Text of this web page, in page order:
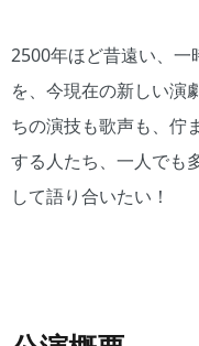
2500年ほど昔遠い、一
を、今現在の新しい演
ちの演技も歌声も、佇
する人たち、一人でも
して語り合いたい！